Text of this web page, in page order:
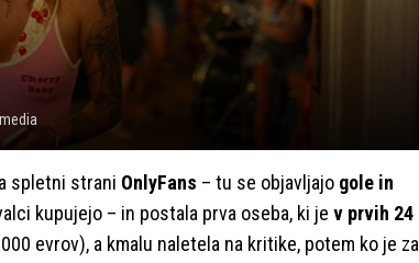
spletni strani OnlyFans – tu se objavljajo gole in
kupujejo – in postala prva oseba, ki je v prvih 24
evrov), a kmalu naletela na kritike, potem ko je za